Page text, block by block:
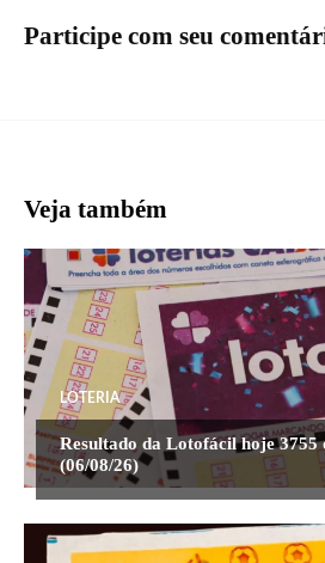
Participe com seu
Veja também
LOTERIA
Resultado da Lotofácil hoje 3755
(06/08/26)